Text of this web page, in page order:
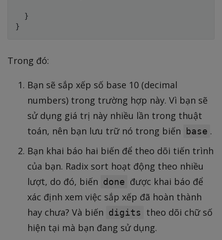
}
}
Trong đó:
Bạn sẽ sắp xếp số base 10 (decimal
numbers) trong trường hợp này. Vì bạn sẽ
sử dụng giá trị này nhiều lần trong thuật
toán, nên bạn lưu trữ nó trong biến base .
Bạn khai báo hai biến để theo dõi tiến trình
của bạn. Radix sort hoạt động theo nhiều
lượt, do đó, biến done được khai báo để
xác định xem việc sắp xếp đã hoàn thành
hay chưa? Và biến digits
theo dõi chữ số
hiện tại mà bạn đang sử dụng.